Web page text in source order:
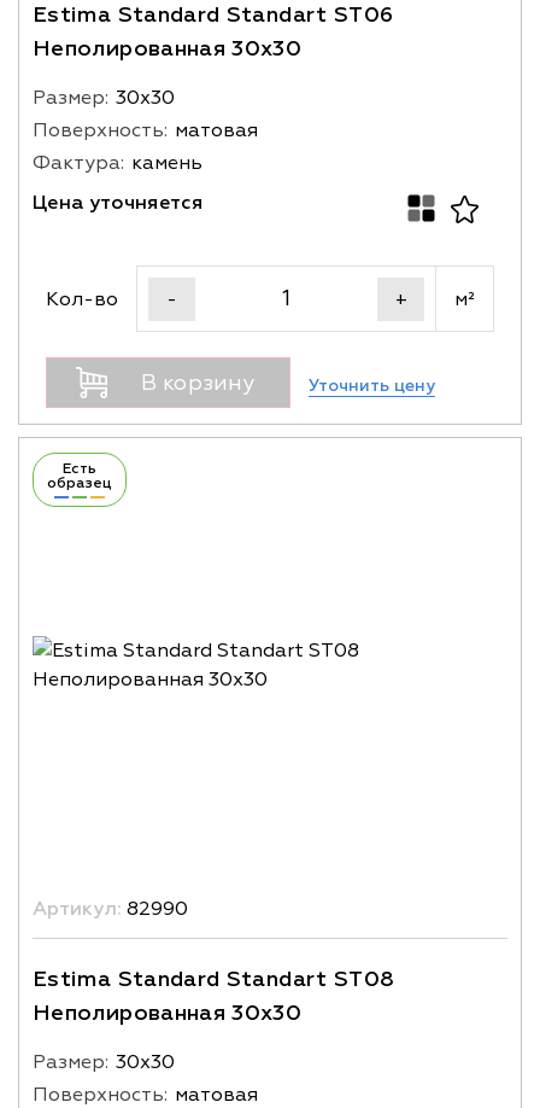
Estima Standard Standart ST06
Неполированная 30x30
Размер: 30х30
Поверхность: матовая
Фактура: камень
Цена уточняется
Кол-во - + м²
В корзину Уточнить цену
Есть
образец
Артикул: 82990
Estima Standard Standart ST08
Неполированная 30x30
Размер: 30х30
Поверхность: матовая